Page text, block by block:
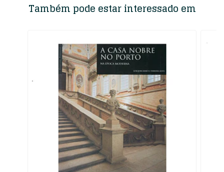
Também pode estar interessado em